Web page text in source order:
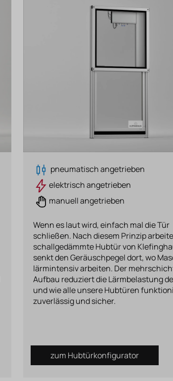
pneumatisch angetrieben
elektrisch angetrieben
manuell angetrieben
Wenn es laut wird, einfach mal die Tür
schließen. Nach diesem Prinzip
schallgedämmte Hubtür von
senkt den Geräuschpegel dort, wo
lärmintensiv arbeiten. Der
Aufbau reduziert die Lärmbelastung
und wie alle unsere Hubtüren
zuverlässig und sicher.
zum Hubtürkonfigurator